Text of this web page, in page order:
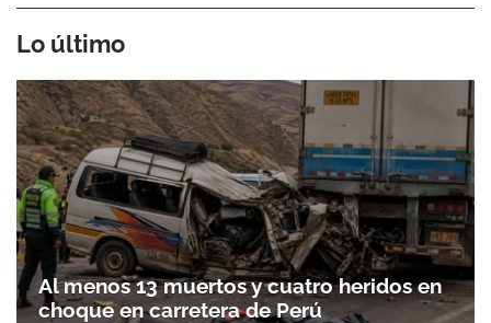
Lo último
Al menos 13 muertos y cuatro heridos en
choque en carretera de Perú